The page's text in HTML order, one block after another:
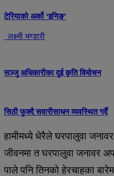
टेरियाको अर्को ‘इनिङ्’
लक्ष्मी भण्डारी
सञ्जु अधिकारीका दुई कृति विमोचन
सिठी फुक्दै सवारीसाधन व्यवस्थित गर्दै
हामीमध्ये धेरैले घरपालुवा
जीवनमा त घरपालुवा जनावर
पाले पनि तिनको हेरचाहका